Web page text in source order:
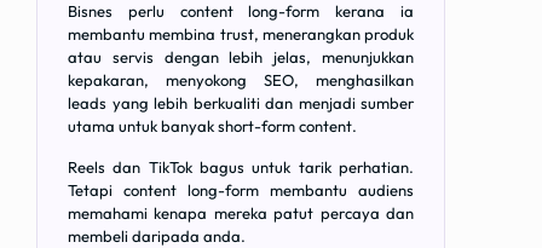
Bisnes perlu content long-form kerana ia
membantu membina trust, menerangkan produk
atau servis dengan lebih jelas, menunjukkan
kepakaran, menyokong SEO, menghasilkan
leads yang lebih berkualiti dan menjadi sumber
utama untuk banyak short-form content.
Reels dan TikTok bagus untuk tarik perhatian.
Tetapi content long-form membantu audiens
memahami kenapa mereka patut percaya dan
membeli daripada anda.